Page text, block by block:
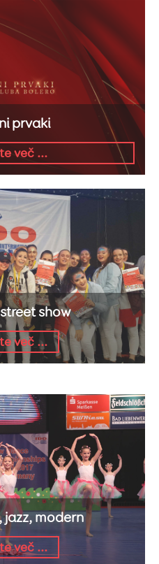
prvaki
več ...
show
več ...
jazz, modern
več ...